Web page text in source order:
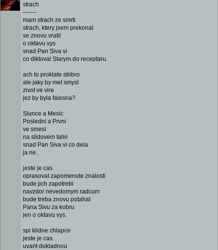
strach
-------
mam strach ze smrti
strach, ktery jsem prekonal
se znovu vratil
o oktavu vys
snad Pan Siva vi
co diktoval Starym do receptaru.
ach to proklate stribro
ale jaky by mel smysl
zivot ve vire
jez by byla falesna?
Slunce a Mesic
Posledni a Prvni
ve smesi
na slidovem taliri
snad Pan Siva vi co dela
ja ne.
jeste je cas
oprasovat zapomenute znalosti
bude jich zapotrebi
navzdor nevedomym radcum
bude treba znovu potahat
Pana Sivu za kobru
jen o oktavu vys.
spi klidne chlapce
jeste je cas
uvarit dukladnou